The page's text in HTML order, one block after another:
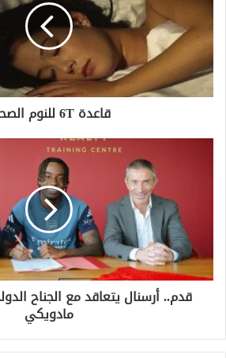
قاعدة 6T للنوم الصحي
قدم.. أرسنال يتعاقد مع الجناح
مادويكي